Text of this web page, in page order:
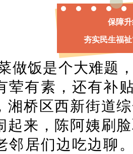
保障
夯实民生福
做饭是个大难题
荤有素，还有补
湘桥区西新街道
起来，陈阿姨刷
邻居们边吃边聊